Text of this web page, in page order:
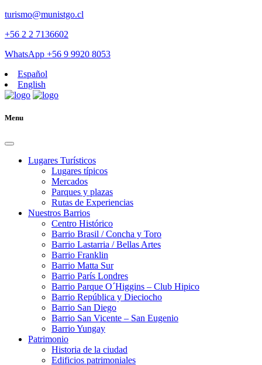
turismo@munistgo.cl
+56 2 2 7136602
WhatsApp +56 9 9920 8053
Español
English
Menu
Lugares Turísticos
Lugares tí­picos
Mercados
Parques y plazas
Rutas de Experiencias
Nuestros Barrios
Centro Histórico
Barrio Brasil / Concha y Toro
Barrio Lastarria / Bellas Artes
Barrio Franklin
Barrio Matta Sur
Barrio Parí­s Londres
Barrio Parque O´Higgins – Club Hipico
Barrio República y Dieciocho
Barrio San Diego
Barrio San Vicente – San Eugenio
Barrio Yungay
Patrimonio
Historia de la ciudad
Edificios patrimoniales